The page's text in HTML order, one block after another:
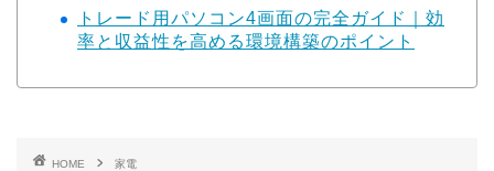
トレード用パソコン4画面の完全ガイド｜効
率と収益性を高める環境構築のポイント
HOME
家電